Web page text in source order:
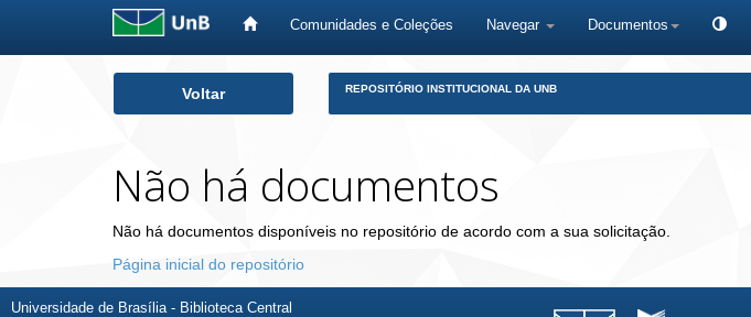
Comunidades e Coleções Navegar Documentos
Voltar REPOSITÓRIO INSTITUCIONAL DA UNB
Não há documentos
Não há documentos disponíveis no repositório de acordo com a sua solicitação.
Página inicial do repositório
Universidade de Brasília - Biblioteca Central